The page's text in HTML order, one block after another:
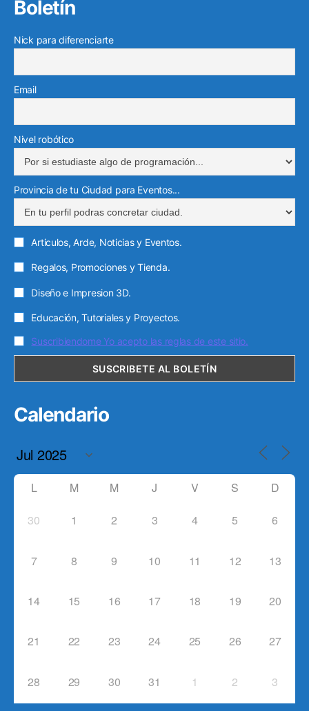
Boletín
Nick para diferenciarte
Email
Nivel robótico
Provincia de tu Ciudad para Eventos...
Articulos, Arde, Noticias y Eventos.
Regalos, Promociones y Tienda.
Diseño e Impresion 3D.
Educación, Tutoriales y Proyectos.
Suscribiendome Yo acepto las reglas de este sitio.
Calendario
L M M J V S D
30 1 2 3 4 5 6
7 8 9 10 11 12 13
14 15 16 17 18 19 20
21 22 23 24 25 26 27
28 29 30 31 1 2 3